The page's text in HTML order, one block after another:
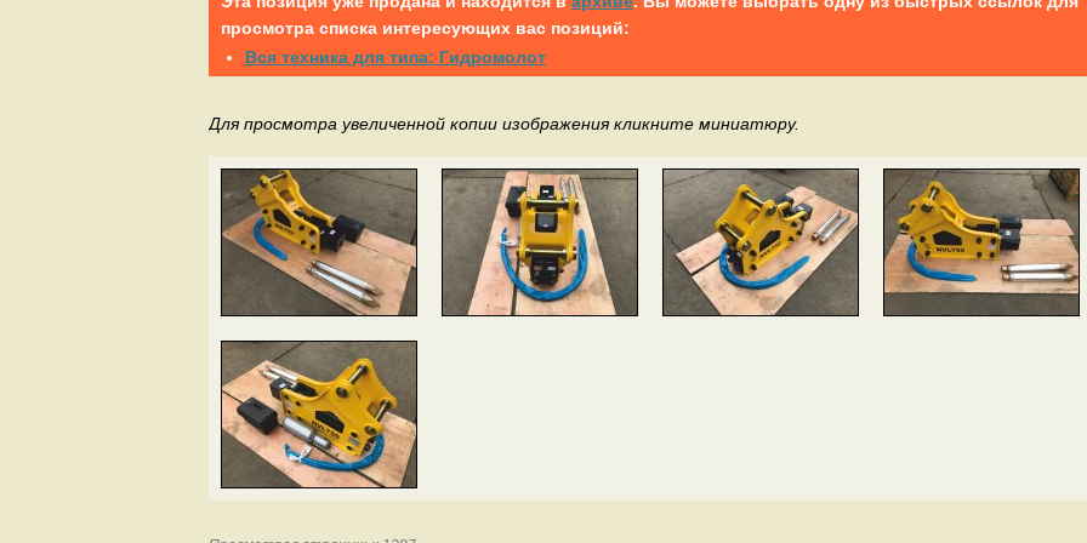
просмотра списка интересующих вас позиций:
Вся техника для типа: Гидромолот
Для просмотра увеличенной копии изображения кликните миниатюру.